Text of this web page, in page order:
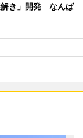
解き」開発 なんば